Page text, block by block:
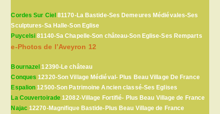
Cordes Sur Ciel 81170-La Bastide-Ses Demeures Médiévales-Ses
Sculptures-Sa Halle-Son Eglise
Puycelsi 81140-Sa Chapelle-Son château-Son Eglise-Ses Remparts
e-Photos de l’Aveyron 12
Bournazel 12390-Le château
Conques 12320-Son Village Médiéval- Plus Beau Village De France
Espalion 12500-Son Patrimoine Ancien classé-Ses Eglises
La Couvertoirade 12082-Village Fortifié- Plus Beau Village de France
Najac12270-Magnifique Bastide-Plus Beau Village de France